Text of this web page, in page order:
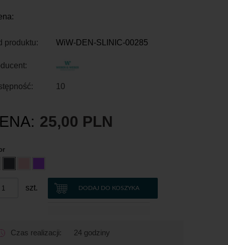
produktu: WiW-DEN-SLINIC-00285
10
25,00 PLN
szt. DODAJ DO KOSZYKA
Czas realizacji: 24 godziny